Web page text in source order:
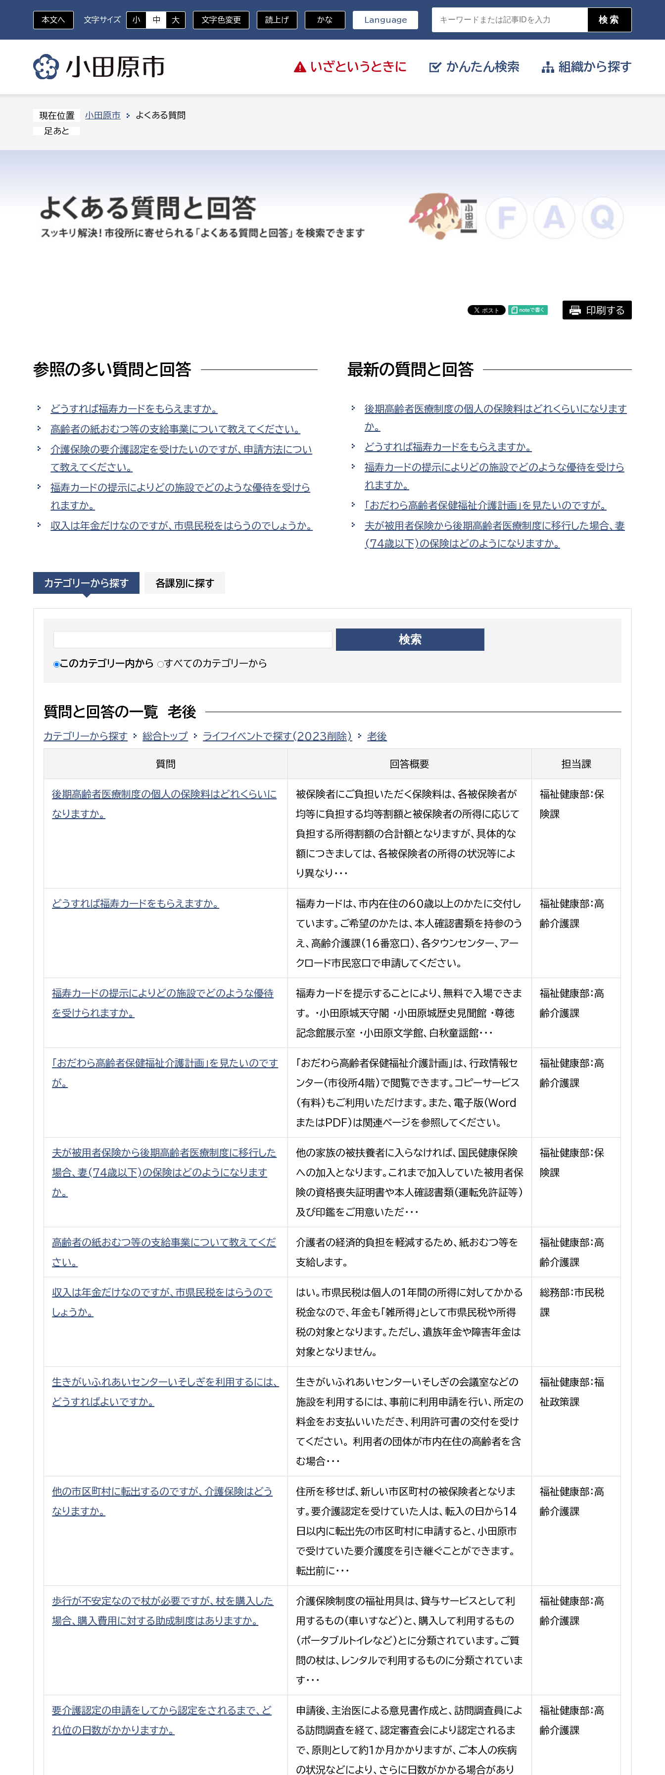
いざと いうときに
いざというときに
休日救急外来 防災・ハザードマップ 避難場所 消防
かんたん検索
対象者を選択
小・中学生
高校生・大学生など
傷病者
事業者
労働者
求職者
外国人
ペット
教育・子育て
防災・安全
行政経営
消防
病院
証明書がほしい
相談をしたい
イベント・講座などに参加したい
まちづくりに関わりたい
組織から探す
組織から探す
部に属さない室
コンプライアンス推進室
資産マネジメント課
デジタル推進課
市税総務課
戸籍住民課
図書館
小田原城総合管理事務所
環境政策課
環境事業センター
福祉健康部
福祉政策課
生活援護課
高齢介護課
障がい福祉課
保険課
子ども若者部
子ども政策課
保育課
経済部
産業政策課
観光課
農政課
水産海浜課
都市政策課
都市計画課
建築指導課
開発審査課
建設政策課
国県事業推進課
みどり公園課
出納室
病院管理局：経営管理課
病院管理局：医事課
予防課
警防第2課
上下水道局
給排水業務課
水道整備課
下水道整備課
教育部
保健給食課
教育指導課
選挙管理委員会事務局
選挙管理委員会事務局
本文へ 文字サイズ 小 中 大 文字色変更 読上げ かな Language
現在位置 小田原市
よくある質問
足あと
印刷する
参照の多い質問と回答
どうすれば福寿カードをもらえますか。
高齢者の紙おむつ等の支給事業について教えてください。
介護保険の要介護認定を受けたいのですが、申請方法につい
て教えてください。
福寿カードの提示によりどの施設でどのような優待を受けら
れますか。
収入は年金だけなのですが、市県民税をはらうのでしょうか。
最新の質問と回答
後期高齢者医療制度の個人の保険料はどれくらいになります
か。
どうすれば福寿カードをもらえますか。
福寿カードの提示によりどの施設でどのような優待を受けら
れますか。
「おだわら高齢者保健福祉介護計画」を見たいのですが。
夫が被用者保険から後期高齢者医療制度に移行した場合、妻
(74歳以下)の保険はどのようになりますか。
カテゴリーから探す 各課別に探す
このカテゴリー内から すべてのカテゴリーから
質問と回答の一覧 老後
カテゴリーから探す 総合トップ ライフイベントで探す(2023削除) 老後
質問 回答概要 担当課
後期高齢者医療制度の個人の保険料はどれくらいに
なりますか。
被保険者にご負担いただく保険料は、各被保険者が
均等に負担する均等割額と被保険者の所得に応じて
負担する所得割額の合計額となりますが、具体的な
額につきましては、各被保険者の所得の状況等によ
り異なり・・・
福祉健康部：保
険課
どうすれば福寿カードをもらえますか。
福寿カードは、市内在住の60歳以上のかたに交付し
ています。ご希望のかたは、本人確認書類を持参のう
え、高齢介護課(16番窓口)、各タウンセンター、アー
クロード市民窓口で申請してください。
福祉健康部：高
齢介護課
福寿カードの提示によりどの施設でどのような優待
を受けられますか。
福寿カードを提示することにより、無料で入場できま
す。 ・小田原城天守閣 ・小田原城歴史見聞館 ・尊徳
記念館展示室 ・小田原文学館、白秋童謡館・・・
福祉健康部：高
齢介護課
「おだわら高齢者保健福祉介護計画」を見たいのです
が。
「おだわら高齢者保健福祉介護計画」は、行政情報セ
ンター(市役所4階)で閲覧できます。コピーサービス
(有料)もご利用いただけます。また、電子版(Word
またはPDF)は関連ページを参照してください。
福祉健康部：高
齢介護課
夫が被用者保険から後期高齢者医療制度に移行した
場合、妻(74歳以下)の保険はどのようになります
か。
他の家族の被扶養者に入らなければ、国民健康保険
への加入となります。これまで加入していた被用者保
険の資格喪失証明書や本人確認書類(運転免許証等)
及び印鑑をご用意いただ・・・
福祉健康部：保
険課
高齢者の紙おむつ等の支給事業について教えてくだ
さい。
介護者の経済的負担を軽減するため、紙おむつ等を
支給します。
福祉健康部：高
齢介護課
収入は年金だけなのですが、市県民税をはらうので
しょうか。
はい。市県民税は個人の1年間の所得に対してかかる
税金なので、年金も「雑所得」として市県民税や所得
税の対象となります。ただし、遺族年金や障害年金は
対象となりません。
総務部：市民税
課
生きがいふれあいセンターいそしぎを利用するには、
どうすればよいですか。
生きがいふれあいセンターいそしぎの会議室などの
施設を利用するには、事前に利用申請を行い、所定の
料金をお支払いいただき、利用許可書の交付を受け
てください。 利用者の団体が市内在住の高齢者を含
む場合・・・
福祉健康部：福
祉政策課
他の市区町村に転出するのですが、介護保険はどう
なりますか。
住所を移せば、新しい市区町村の被保険者となりま
す。要介護認定を受けていた人は、転入の日から14
日以内に転出先の市区町村に申請すると、小田原市
で受けていた要介護度を引き継ぐことができます。
転出前に・・・
福祉健康部：高
齢介護課
歩行が不安定なので杖が必要ですが、杖を購入した
場合、購入費用に対する助成制度はありますか。
介護保険制度の福祉用具は、貸与サービスとして利
用するもの(車いすなど)と、購入して利用するもの
(ポータブルトイレなど)とに分類されています。ご質
問の杖は、レンタルで利用するものに分類されていま
す・・・
福祉健康部：高
齢介護課
要介護認定の申請をしてから認定をされるまで、ど
れ位の日数がかかりますか。
申請後、主治医による意見書作成と、訪問調査員によ
る訪問調査を経て、認定審査会により認定されるま
で、原則として約1か月かかりますが、ご本人の疾病
の状況などにより、さらに日数がかかる場合があり
福祉健康部：高
齢介護課